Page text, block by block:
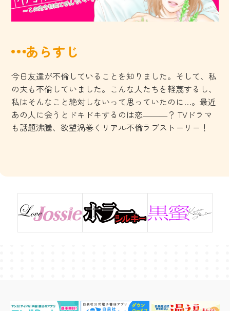
あらすじ
今日友達が不倫していることを知りました。そして、私
の夫も不倫していました。こんな人たちを軽蔑するし、
私はそんなこと絶対しないって思っていたのに…。最近
あの人に会うとドキドキするのは恋―――？ TVドラマ
も話題沸騰、欲望渦巻くリアル不倫ラブストーリー！